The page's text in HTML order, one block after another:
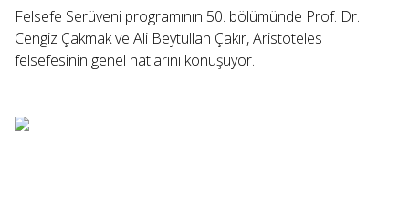
Felsefe Serüveni programının 50. bölümünde Prof. Dr.
Cengiz Çakmak ve Ali Beytullah Çakır, Aristoteles
felsefesinin genel hatlarını konuşuyor.